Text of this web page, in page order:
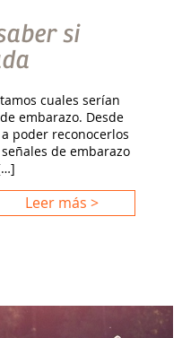
si
cuales serían
embarazo. Desde
poder reconocerlos
de embarazo
Leer más >